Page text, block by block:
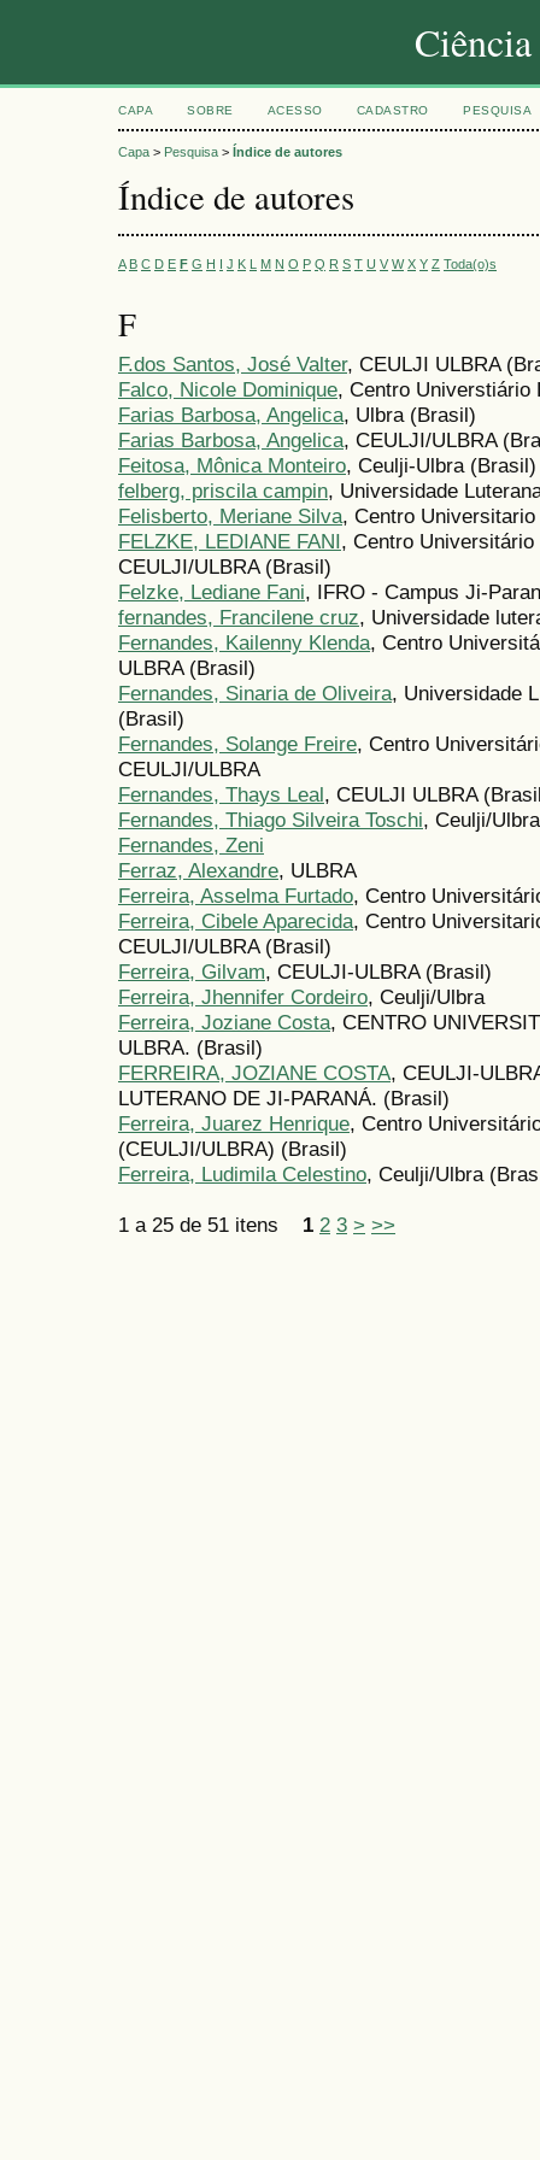
CAPA SOBRE ACESSO CADASTRO PESQUISA
Capa > Pesquisa > Índice de autores
Índice de autores
A B C D E F G H I J K L M N O P Q R S T U V W X Y Z Toda(o)s
F
F.dos Santos, José Valter, CEULJI ULBRA
Falco, Nicole Dominique, Centro Universtiário
Farias Barbosa, Angelica, Ulbra (Brasil)
Farias Barbosa, Angelica, CEULJI/ULBRA
Feitosa, Mônica Monteiro, Ceulji-Ulbra (Brasil)
felberg, priscila campin, Universidade
Felisberto, Meriane Silva, Centro
FELZKE, LEDIANE FANI, Centro
CEULJI/ULBRA (Brasil)
Felzke, Lediane Fani, IFRO - Campus Ji-
fernandes, Francilene cruz, Universidade
Fernandes, Kailenny Klenda, Centro
ULBRA (Brasil)
Fernandes, Sinaria de Oliveira, Universidade
(Brasil)
Fernandes, Solange Freire, Centro
CEULJI/ULBRA
Fernandes, Thays Leal, CEULJI ULBRA
Fernandes, Thiago Silveira Toschi, Ceulji/Ulbra
Fernandes, Zeni
Ferraz, Alexandre, ULBRA
Ferreira, Asselma Furtado, Centro
Ferreira, Cibele Aparecida, Centro
CEULJI/ULBRA (Brasil)
Ferreira, Gilvam, CEULJI-ULBRA (Brasil)
Ferreira, Jhennifer Cordeiro, Ceulji/Ulbra
Ferreira, Joziane Costa, CENTRO
ULBRA. (Brasil)
FERREIRA, JOZIANE COSTA, CEULJI-
LUTERANO DE JI-PARANÁ. (Brasil)
Ferreira, Juarez Henrique, Centro
(CEULJI/ULBRA) (Brasil)
Ferreira, Ludimila Celestino, Ceulji/Ulbra
1 a 25 de 51 itens 1 2 3 > >>